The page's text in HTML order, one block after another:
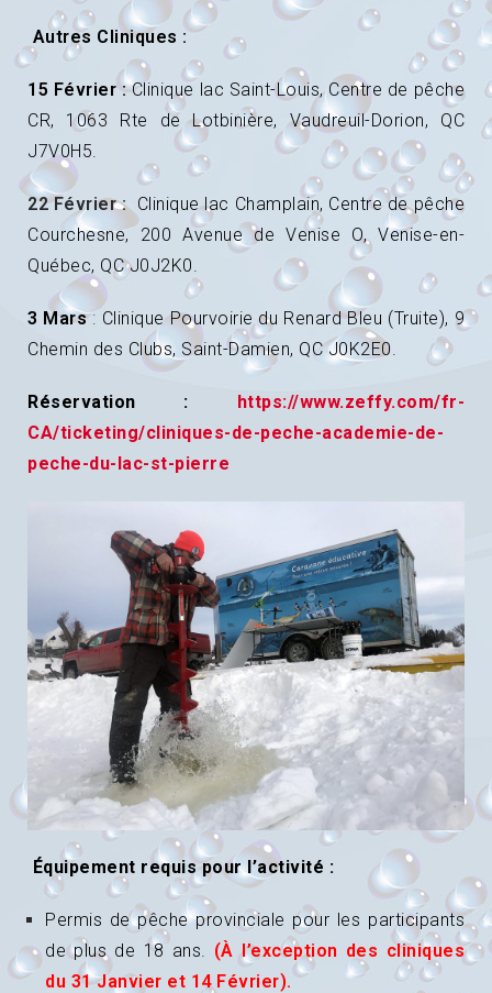
Autres Cliniques :
15 Février :Clinique lac Saint-Louis, Centre de pêche
CR, 1063 Rte de Lotbinière, Vaudreuil-Dorion, QC
J7V0H5.
22 Février : Clinique lac Champlain, Centre de pêche
Courchesne, 200 Avenue de Venise O, Venise-en-
Québec, QC J0J2K0.
3 Mars: Clinique Pourvoirie du Renard Bleu (Truite), 9
Chemin des Clubs, Saint-Damien, QC J0K2E0.
Réservation :
https://www.zeffy.com/fr-
CA/ticketing/cliniques-de-peche-academie-de-
peche-du-lac-st-pierre
Équipement requis pour l’activité :
Permis de pêche provinciale pour les participants
de plus de 18 ans. (À l’exception des cliniques
du 31 Janvier et 14 Février).